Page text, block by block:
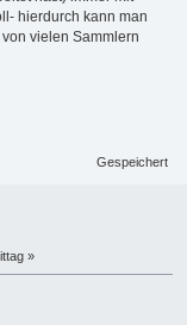
hierdurch kann man
vielen Sammlern
Gespeichert
»